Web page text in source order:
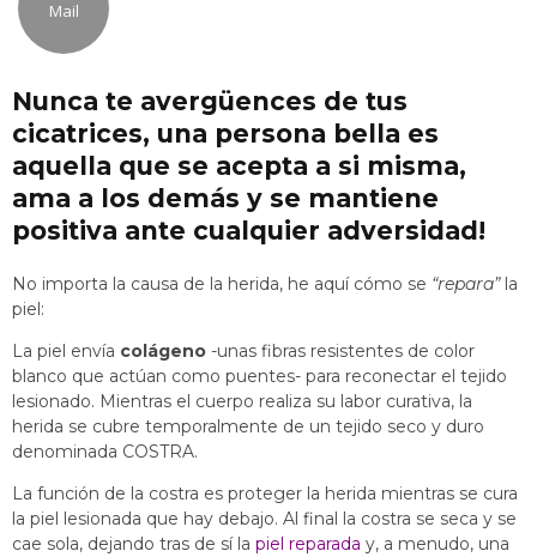
Mail
Nunca te avergüences de tus
cicatrices, una persona bella es
aquella que se acepta a si misma,
ama a los demás y se mantiene
positiva ante cualquier adversidad!
No importa la causa de la herida, he aquí cómo se “repara”la
piel:
La piel envía colágeno -unas fibras resistentes de color
blanco que actúan como puentes- para reconectar el tejido
lesionado. Mientras el cuerpo realiza su labor curativa, la
herida se cubre temporalmente de un tejido seco y duro
denominada COSTRA.
La función de la costra es proteger la herida mientras se cura
la piel lesionada que hay debajo. Al final la costra se seca y se
cae sola, dejando tras de sí la piel reparada y, a menudo, una